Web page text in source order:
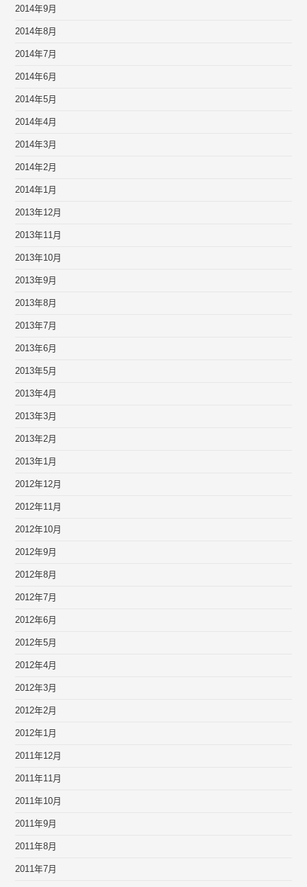
2014年9月
2014年8月
2014年7月
2014年6月
2014年5月
2014年4月
2014年3月
2014年2月
2014年1月
2013年12月
2013年11月
2013年10月
2013年9月
2013年8月
2013年7月
2013年6月
2013年5月
2013年4月
2013年3月
2013年2月
2013年1月
2012年12月
2012年11月
2012年10月
2012年9月
2012年8月
2012年7月
2012年6月
2012年5月
2012年4月
2012年3月
2012年2月
2012年1月
2011年12月
2011年11月
2011年10月
2011年9月
2011年8月
2011年7月